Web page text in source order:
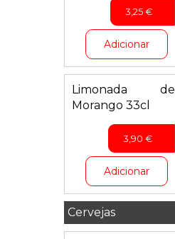
3,25€
Adicionar
Limonada de
Morango 33cl
3,90 €
Adicionar
Cervejas